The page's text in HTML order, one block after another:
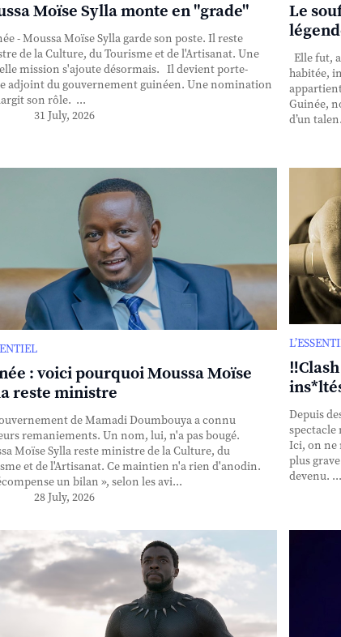
Moïse Sylla monte en "grade"
- Moussa Moïse Sylla garde son poste. Il reste
de la Culture, du Tourisme et de l'Artisanat. Une
mission s'ajoute désormais. Il devient porte-
adjoint du gouvernement guinéen. Une nomination
son rôle. ...
31 July, 2026
Le
Elle fut,
habitée,
Guinée,
d’un
: voici pourquoi Moussa Moïse
reste ministre
de Mamadi Doumbouya a connu
remaniements. Un nom, lui, n'a pas bougé.
Moïse Sylla reste ministre de la Culture, du
et de l'Artisanat. Ce maintien n'a rien d'anodin.
un bilan », selon les avi...
28 July, 2026
Depuis
spectacle
Ici, on ne
plus grave
devenu. ...